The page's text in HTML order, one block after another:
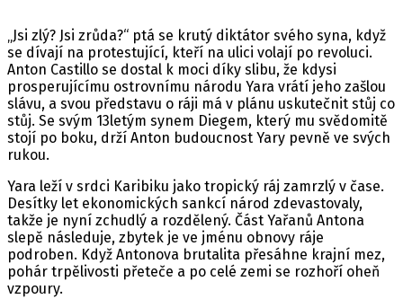
„Jsi zlý? Jsi zrůda?“ ptá se krutý diktátor svého syna, když
se dívají na protestující, kteří na ulici volají po revoluci.
Anton Castillo se dostal k moci díky slibu, že kdysi
prosperujícímu ostrovnímu národu Yara vrátí jeho zašlou
slávu, a svou představu o ráji má v plánu uskutečnit stůj co
stůj. Se svým 13letým synem Diegem, který mu svědomitě
stojí po boku, drží Anton budoucnost Yary pevně ve svých
rukou.
Yara leží v srdci Karibiku jako tropický ráj zamrzlý v čase.
Desítky let ekonomických sankcí národ zdevastovaly,
takže je nyní zchudlý a rozdělený. Část Yařanů Antona
slepě následuje, zbytek je ve jménu obnovy ráje
podroben. Když Antonova brutalita přesáhne krajní mez,
pohár trpělivosti přeteče a po celé zemi se rozhoří oheň
vzpoury.